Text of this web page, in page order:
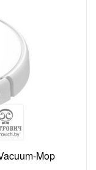
Mop